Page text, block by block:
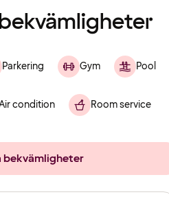
Parkering Gym Pool
condition Room service
bekvämligheter